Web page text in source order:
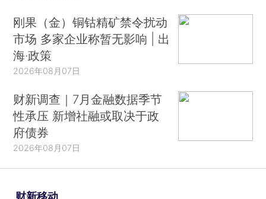
刚果（金）铜钴精矿禁令扰动
市场 多家企业称暂无影响 | 出
海·政策
2026年08月07日
财新调查｜7月金融数据季节
性承压 新增社融或取决于政
府债券
2026年08月07日
财新移动